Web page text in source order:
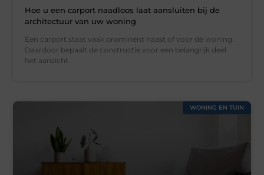
Hoe u een carport naadloos laat aansluiten bij de
architectuur van uw woning
Een carport staat vaak prominent naast of voor de woning.
Daardoor bepaalt de constructie voor een belangrijk deel
het aanzicht
WONING EN TUIN